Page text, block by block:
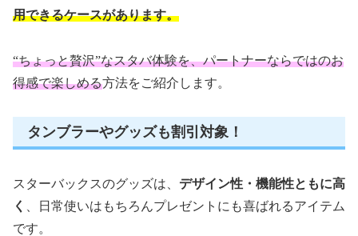
用できるケースがあります。
“ちょっと贅沢”なスタバ体験を、パートナーならではのお
得感で楽しめる方法をご紹介します。
タンブラーやグッズも割引対象！
スターバックスのグッズは、 デザイン性・機能性ともに高
く
、日常使いはもちろんプレゼントにも喜ばれるアイテム
です。